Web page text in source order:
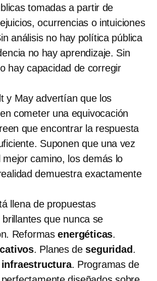
tomadas a partir de
ocurrencias o intuiciones
análisis no hay política pública
no hay aprendizaje. Sin
hay capacidad de corregir
y May advertían que los
cometer una equivocación
que encontrar la respuesta
Suponen que una vez
mejor camino, los demás lo
demuestra exactamente
llena de propuestas
que nunca se
Reformas energéticas.
. Planes de seguridad .
infraestructura. Programas de